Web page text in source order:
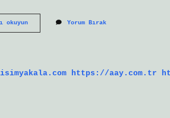
okuyun41
Beyaz
Yorum Bırak
https://aay.com.tr